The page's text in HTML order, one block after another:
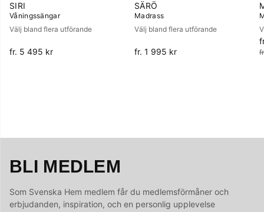
SIRI
Våningssängar
Välj bland flera utförande
fr. 5 495 kr
SÄRÖ
Madrass
Välj bland flera utförande
fr. 1 995 kr
BLI MEDLEM
Som Svenska Hem medlem får du medlemsförmåner och
erbjudanden, inspiration, och en personlig upplevelse